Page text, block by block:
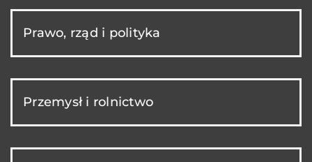
Prawo, rząd i polityka
Przemysł i rolnictwo